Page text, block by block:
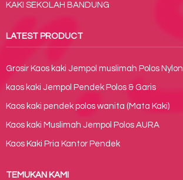
KAKI SEKOLAH BANDUNG
LATEST PRODUCT
Grosir Kaos kaki Jempol muslimah Polos Nylon
kaos kaki Jempol Pendek Polos & Garis
Kaos kaki pendek polos wanita (Mata Kaki)
Kaos kaki Muslimah Jempol Polos AURA
Kaos Kaki Pria Kantor Pendek
TEMUKAN KAMI